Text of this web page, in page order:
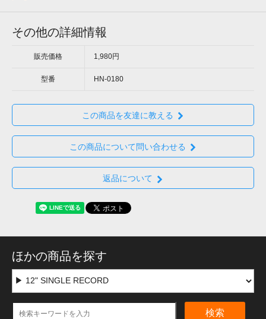
その他の詳細情報
販売価格 1,980円
型番 HN-0180
この商品を友達に教える
この商品について問い合わせる
返品について
ほかの商品を探す
検索